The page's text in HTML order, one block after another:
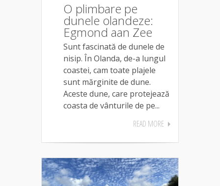
O plimbare pe
dunele olandeze:
Egmond aan Zee
Sunt fascinată de dunele de
nisip. În Olanda, de-a lungul
coastei, cam toate plajele
sunt mărginite de dune.
Aceste dune, care protejează
coasta de vânturile de pe...
READ MORE